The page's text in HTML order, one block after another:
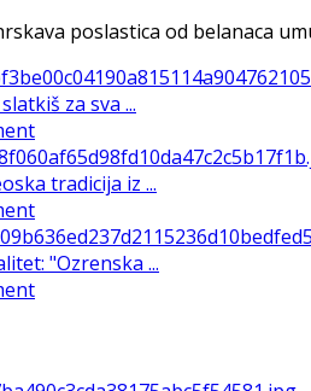
poslastica od belanaca
za sva ...
tradicija iz ...
"Ozrenska ...